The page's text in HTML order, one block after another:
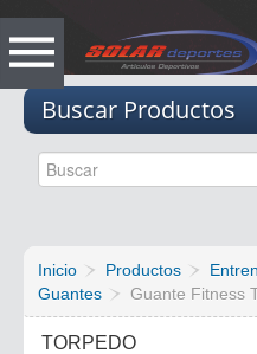
Buscar Productos
Inicio Productos
Guantes
Guante Fitness
TORPEDO